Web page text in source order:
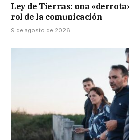
Ley de Tierras: una
rol de la comunicación
9 de agosto de 2026